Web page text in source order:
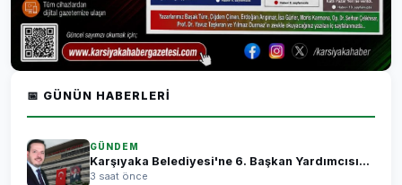
📅 GÜNÜN HABERLERI
GÜNDEM
Karşıyaka Belediyesi'ne 6. Başkan Yardımcısı...
3 saat önce